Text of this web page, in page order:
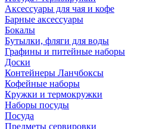
Аксессуары для чая и кофе
Барные аксессуары
Бокалы
Бутылки, фляги для воды
Графины и питейные наборы
Доски
Контейнеры Ланчбоксы
Кофейные наборы
Кружки и термокружки
Наборы посуды
Посуда
Предметы сервировки